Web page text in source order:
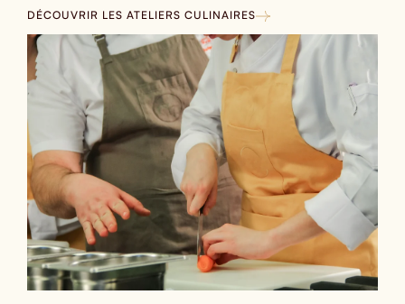
DÉCOUVRIR LES ATELIERS CULINAIRES